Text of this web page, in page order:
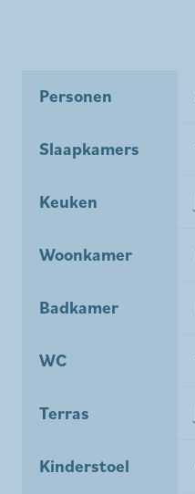
Personen
Slaapkamers
Keuken
Woonkamer
Badkamer
WC
Terras
Kinderstoel